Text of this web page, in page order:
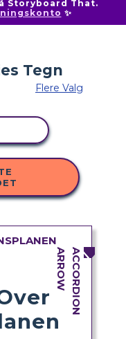
Storyboard That.
✨
Flere Valg